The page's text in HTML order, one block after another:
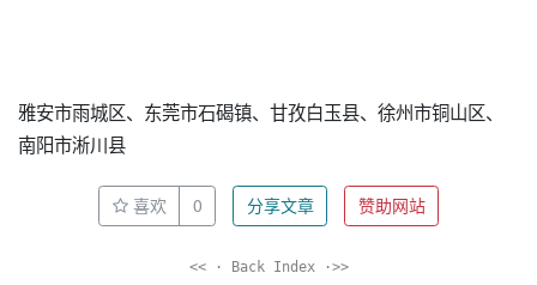
雅安市雨城区、东莞市石碣镇、甘孜白玉县、徐州市铜山区、
南阳市淅川县
喜欢 0 分享文章 赞助网站
<< · Back Index ·>>